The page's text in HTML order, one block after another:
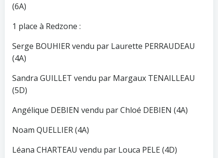
(6A)
1 place à Redzone :
Serge BOUHIER vendu par Laurette PERRAUDEAU
(4A)
Sandra GUILLET vendu par Margaux TENAILLEAU
(5D)
Angélique DEBIEN vendu par Chloé DEBIEN (4A)
Noam QUELLIER (4A)
Léana CHARTEAU vendu par Louca PELE (4D)